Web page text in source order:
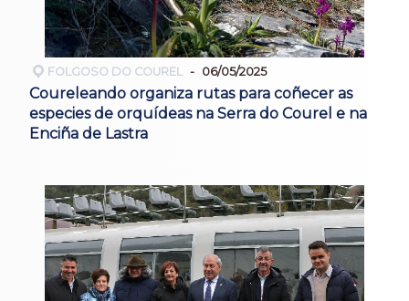
FOLGOSO DO COUREL 06/05/2025
Coureleando organiza rutas para coñecer as
especies de orquídeas na Serra do Courel e na
Enciña de Lastra